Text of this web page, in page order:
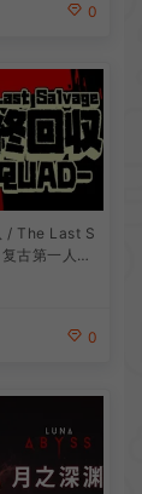
0
/ The Last S
古第一人称
0